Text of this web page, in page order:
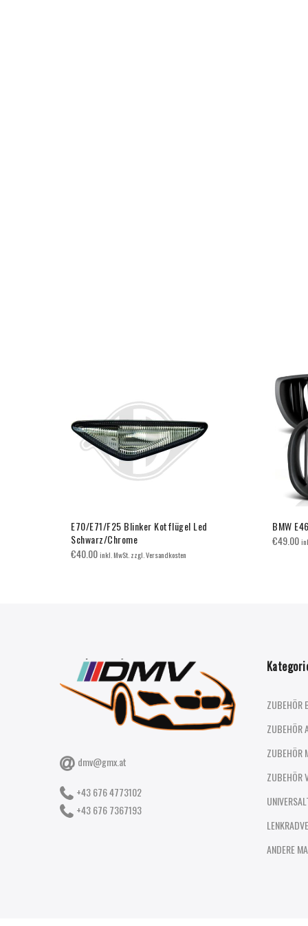
E70/E71/F25 Blinker Kotflügel Led
Schwarz/Chrome
€40.00inkl. MwSt. zzgl. Versandkosten
BMW
€49.00
dmv@gmx.at
+43 676 4773102
+43 676 7367193
ZUBEHÖR
ZUBEHÖR
ZUBEHÖR
ZUBEHÖR
ANDERE